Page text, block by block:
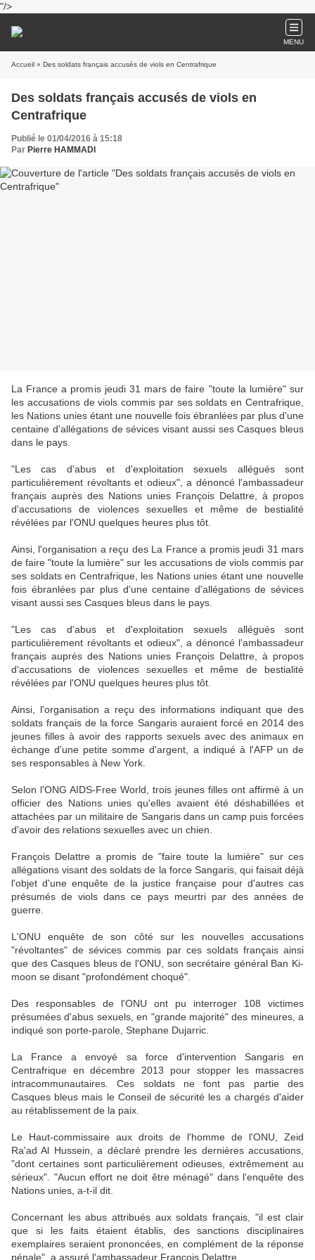
"/>
MENU
Accueil » Des soldats français accusés de viols en Centrafrique
Des soldats français accusés de viols en
Centrafrique
Publié le 01/04/2016 à 15:18
Par Pierre HAMMADI
La France a promis jeudi 31 mars de faire "toute la lumière" sur
les accusations de viols commis par ses soldats en Centrafrique,
les Nations unies étant une nouvelle fois ébranlées par plus d'une
centaine d'allégations de sévices visant aussi ses Casques bleus
dans le pays.
"Les cas d'abus et d'exploitation sexuels allégués sont
particulièrement révoltants et odieux", a dénoncé l'ambassadeur
français auprès des Nations unies François Delattre, à propos
d'accusations de violences sexuelles et même de bestialité
révélées par l'ONU quelques heures plus tôt.
Ainsi, l'organisation a reçu des La France a promis jeudi 31 mars
de faire "toute la lumière" sur les accusations de viols commis par
ses soldats en Centrafrique, les Nations unies étant une nouvelle
fois ébranlées par plus d'une centaine d'allégations de sévices
visant aussi ses Casques bleus dans le pays.
"Les cas d'abus et d'exploitation sexuels allégués sont
particulièrement révoltants et odieux", a dénoncé l'ambassadeur
français auprès des Nations unies François Delattre, à propos
d'accusations de violences sexuelles et même de bestialité
révélées par l'ONU quelques heures plus tôt.
Ainsi, l'organisation a reçu des informations indiquant que des
soldats français de la force Sangaris auraient forcé en 2014 des
jeunes filles à avoir des rapports sexuels avec des animaux en
échange d'une petite somme d'argent, a indiqué à l'AFP un de
ses responsables à New York.
Selon l'ONG AIDS-Free World, trois jeunes filles ont affirmé à un
officier des Nations unies qu'elles avaient été déshabillées et
attachées par un militaire de Sangaris dans un camp puis forcées
d'avoir des relations sexuelles avec un chien.
François Delattre a promis de "faire toute la lumière" sur ces
allégations visant des soldats de la force Sangaris, qui faisait déjà
l'objet d'une enquête de la justice française pour d'autres cas
présumés de viols dans ce pays meurtri par des années de
guerre.
L'ONU enquête de son côté sur les nouvelles accusations
"révoltantes" de sévices commis par ces soldats français ainsi
que des Casques bleus de l'ONU, son secrétaire général Ban Ki-
moon se disant "profondément choqué".
Des responsables de l'ONU ont pu interroger 108 victimes
présumées d'abus sexuels, en "grande majorité" des mineures, a
indiqué son porte-parole, Stephane Dujarric.
La France a envoyé sa force d'intervention Sangaris en
Centrafrique en décembre 2013 pour stopper les massacres
intracommunautaires. Ces soldats ne font pas partie des
Casques bleus mais le Conseil de sécurité les a chargés d'aider
au rétablissement de la paix.
Le Haut-commissaire aux droits de l'homme de l'ONU, Zeid
Ra'ad Al Hussein, a déclaré prendre les dernières accusations,
"dont certaines sont particulièrement odieuses, extrêmement au
sérieux". "Aucun effort ne doit être ménagé" dans l'enquête des
Nations unies, a-t-il dit.
Concernant les abus attribués aux soldats français, "il est clair
que si les faits étaient établis, des sanctions disciplinaires
exemplaires seraient prononcées, en complément de la réponse
pénale", a assuré l'ambassadeur François Delattre.